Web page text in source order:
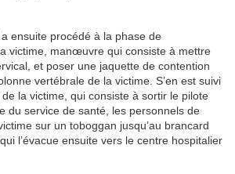
a ensuite procédé à la phase de
victime, manœuvre qui consiste à mettre
et poser une jaquette de contention
vertébrale de la victime. S’en est suivi
de la victime, qui consiste à sortir le pilote
du service de santé, les personnels de
sur un toboggan jusqu’au brancard
l’évacue ensuite vers le centre hospitalier